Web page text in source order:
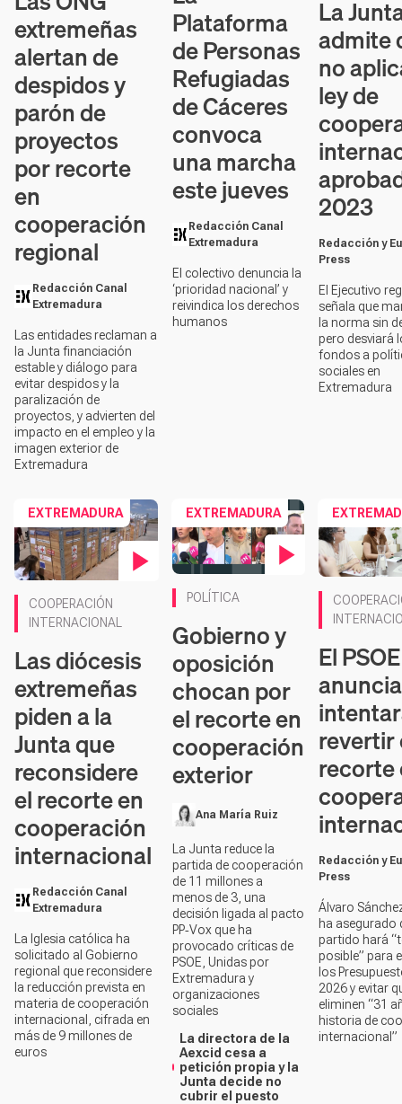
extremeñas
alertan de
despidos y
parón de
proyectos
por recorte
en
cooperación
regional
Redacción Canal
Extremadura
Las entidades reclaman a
la Junta financiación
estable y diálogo para
evitar despidos y la
paralización de
proyectos, y advierten del
impacto en el empleo y la
imagen exterior de
Extremadura
Plataforma
de Personas
Refugiadas
de Cáceres
convoca
una marcha
este jueves
Redacción Canal
Extremadura
El colectivo denuncia la
‘prioridad nacional’ y
reivindica los derechos
humanos
La
admite
no
ley de
2023
Redacción y
Press
El Ejecutivo
señala que
la norma sin
pero desviará
fondos a
sociales en
Extremadura
EXTREMADURA
COOPERACIÓN
INTERNACIONAL
Las diócesis
extremeñas
piden a la
Junta que
reconsidere
el recorte en
cooperación
internacional
Redacción Canal
Extremadura
La Iglesia católica ha
solicitado al Gobierno
regional que reconsidere
la reducción prevista en
materia de cooperación
internacional, cifrada en
más de 9 millones de
euros
EXTREMADURA
POLÍTICA
Gobierno y
oposición
chocan por
el recorte en
cooperación
exterior
Ana María Ruiz
La Junta reduce la
partida de cooperación
de 11 millones a
menos de 3, una
decisión ligada al pacto
PP‑Vox que ha
provocado críticas de
PSOE, Unidas por
Extremadura y
organizaciones
sociales
La directora de la
Aexcid cesa a
petición propia y la
Junta decide no
cubrir el puesto
El PSOE
revertir
recorte
Redacción y
Press
Álvaro
ha asegurado
partido hará
posible” para
los
2026 y evitar
eliminen “31
historia de
internacional”